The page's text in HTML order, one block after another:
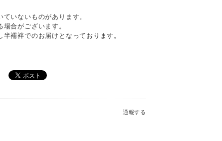
いないものがあります。
合がございます。
襦袢でのお届けとなっております。
通報する